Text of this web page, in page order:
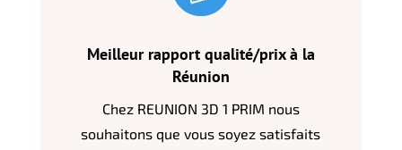
Meilleur rapport qualité/prix à la
Réunion
Chez REUNION 3D 1 PRIM nous
souhaitons que vous soyez satisfaits